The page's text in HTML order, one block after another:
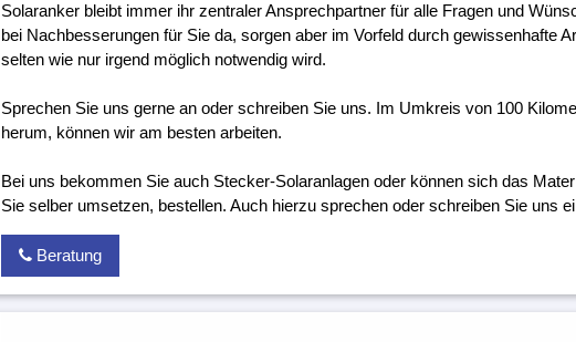
Solaranker bleibt immer ihr zentraler Ansprechpartner für alle Fragen und
bei Nachbesserungen für Sie da, sorgen aber im Vorfeld durch gewissenhafte
selten wie nur irgend möglich notwendig wird.
Sprechen Sie uns gerne an oder schreiben Sie uns. Im Umkreis von 100
herum, können wir am besten arbeiten.
Bei uns bekommen Sie auch Stecker-Solaranlagen oder können sich das
Sie selber umsetzen, bestellen. Auch hierzu sprechen oder schreiben Sie uns
Beratung